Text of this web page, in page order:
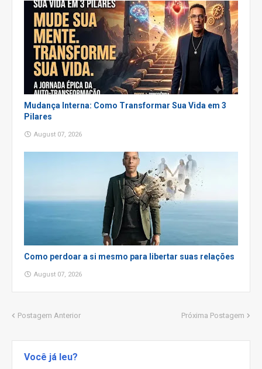
Mudança Interna: Como Transformar Sua Vida em 3
Pilares
August 07, 2026
Como perdoar a si mesmo para libertar suas relações
August 07, 2026
Postagem Anterior Próxima Postagem
Você já leu?